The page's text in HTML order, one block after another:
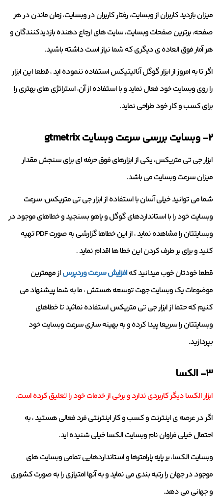
میزان بازدید کاربران از وبسایت، رفتار کاربران در وبسایت، زمان ماندن در هر
صفحه، برترین صفحات وبسایت، سایت های ارجاع دهنده بازدیدکنندگان و
هر آمار فوق العاده ی دیگری که شما نیاز است داشته باشید.
اگر تا به امروز از ابزار گوگل آنالیتیکس استفاده ننموده اید ، قطعا این ابزار
را روی وبسایت خود فعال نماید و با استفاده از آن، استراتژی های بهتری را
برای کسب و کار خود طراحی نماید.
۲- وبسایت بررسی سرعت وبسایت gtmetrix
ابزار جی تی متریکس، یکی از ابزارهای فوق حرفه ای برای سنجش مقدار
میزان سرعت وبسایت می باشد.
شما می توانید خیلی آسان با استفاده از ابزار جی تی متریکس، سرعت
وبسایت خود را با استانداردهای گوگل و یاهو بسنجید و خطاهای موجود در
وبسایتتان را مشاهده نماید ، از این خطاها گزارشی به صورت PDF تهیه
کنید و برای بر طرف کردن این خطا ها اقدام نماید .
قطعا خودتان خوب میدانید کهافزایش سرعت وردپرساز مهمترین
موضوعات یک وبسایت جهت توسعه هستش ، ما به شما پیشنهاد می
کنیم که حتما از ابزار جی تی متریکس استفاده نماثید تا خطاهای
وبسایتتان را سریعا پیدا کرده و به بهینه سازی سرعت وبسایت خود
بپردازید.
۳- الکسا
ابزار الکسا دیگر کاربردی ندارد و برخی از خدمات خود را تعلیق کرده است.
اگر در عرصه ی اینترنت و کسب و کار اینترنتی فرد فعالی هستید ، به
احتمال خیلی فراوان نام وبسایت الکسا خیلی شنیده اید.
وبسایت الکسا، بر پایه پارامترها و استانداردهایی تمامی وبسایت های
موجود در جهان را رتبه بندی می نماید و به آنها امتیازی را به صورت کشوری
و جهانی می دهد.